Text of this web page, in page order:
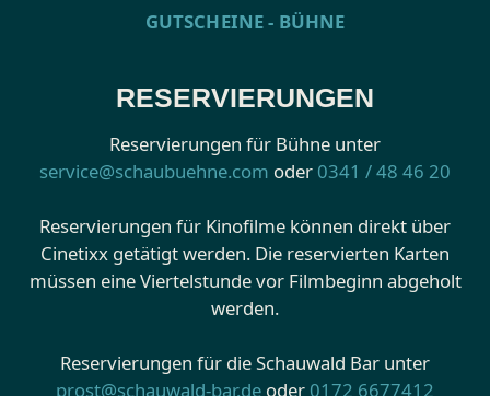
GUTSCHEINE - BÜHNE
RESERVIERUNGEN
Reservierungen für Bühne unter
service@schaubuehne.com oder 0341 / 48 46 20
Reservierungen für Kinofilme können direkt über
Cinetixx getätigt werden. Die reservierten Karten
müssen eine Viertelstunde vor Filmbeginn abgeholt
werden.
Reservierungen für die Schauwald Bar unter
prost@schauwald-bar.de oder 0172 6677412